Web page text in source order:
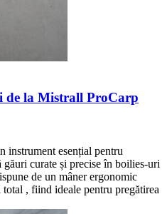
de la Mistrall ProCarp
instrument esențial pentru
găuri curate și precise în boilies-uri
de un mâner ergonomic
, fiind ideale pentru pregătirea